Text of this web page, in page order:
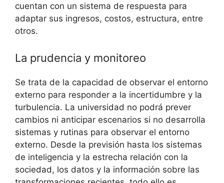
cuentan con un sistema de respuesta para
adaptar sus ingresos, costos, estructura, entre
otros.
La prudencia y monitoreo
Se trata de la capacidad de observar el entorno
externo para responder a la incertidumbre y la
turbulencia. La universidad no podrá prever
cambios ni anticipar escenarios si no desarrolla
sistemas y rutinas para observar el entorno
externo. Desde la previsión hasta los sistemas
de inteligencia y la estrecha relación con la
sociedad, los datos y la información sobre las